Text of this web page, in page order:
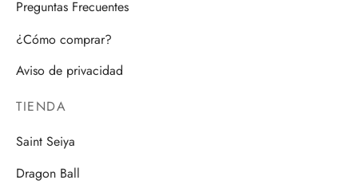
Preguntas Frecuentes
¿Cómo comprar?
Aviso de privacidad
TIENDA
Saint Seiya
Dragon Ball